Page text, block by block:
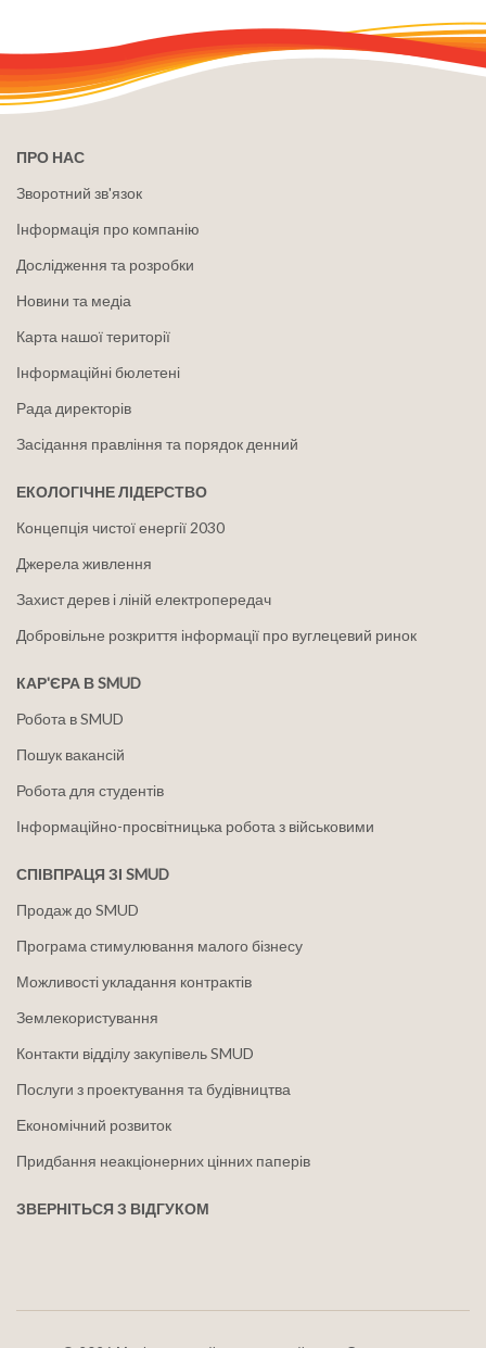
ПРО НАС
Зворотний зв'язок
Інформація про компанію
Дослідження та розробки
Новини та медіа
Карта нашої території
Інформаційні бюлетені
Рада директорів
Засідання правління та порядок денний
ЕКОЛОГІЧНЕ ЛІДЕРСТВО
Концепція чистої енергії 2030
Джерела живлення
Захист дерев і ліній електропередач
Добровільне розкриття інформації про вуглецевий ринок
КАР'ЄРА В SMUD
Робота в SMUD
Пошук вакансій
Робота для студентів
Інформаційно-просвітницька робота з військовими
СПІВПРАЦЯ ЗІ SMUD
Продаж до SMUD
Програма стимулювання малого бізнесу
Можливості укладання контрактів
Землекористування
Контакти відділу закупівель SMUD
Послуги з проектування та будівництва
Економічний розвиток
Придбання неакціонерних цінних паперів
ЗВЕРНІТЬСЯ З ВІДГУКОМ